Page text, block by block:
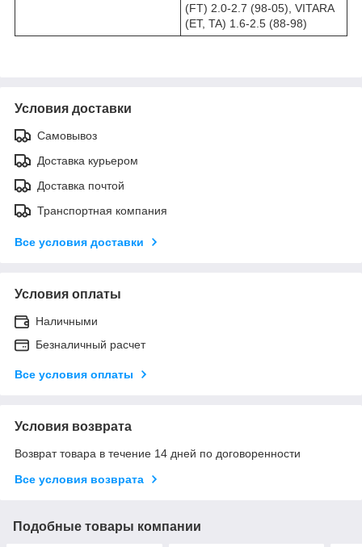
(FT) 2.0-2.7 (98-05), VITARA
(ET, TA) 1.6-2.5 (88-98)
Условия доставки
Самовывоз
Доставка курьером
Доставка почтой
Транспортная компания
Все условия доставки
Условия оплаты
Наличными
Безналичный расчет
Все условия оплаты
Условия возврата
Возврат товара в течение 14 дней по договоренности
Все условия возврата
Подобные товары компании